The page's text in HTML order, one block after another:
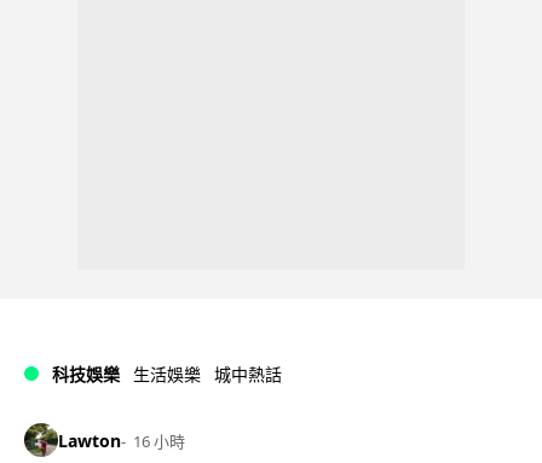
科技娛樂 生活娛樂 城中熱話
Lawton 16 小時